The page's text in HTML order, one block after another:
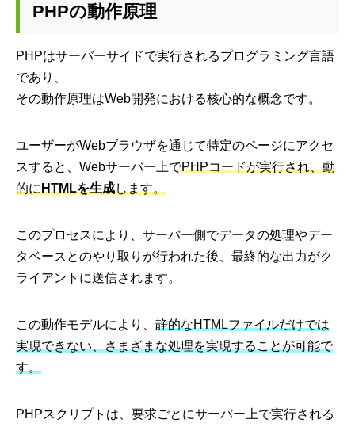
PHPの動作原理
PHPはサーバーサイドで実行されるプログラミング言語
であり、
その動作原理はWeb開発における核心的な概念です。
ユーザーがWebブラウザを通じて特定のページにアクセ
スすると、Webサーバー上でPHPコードが実行され、動
的に HTMLを生成します。
このプロセスにより、サーバー側でデータの処理やデー
タベースとのやり取りが行われた後、最終的な出力がク
ライアントに送信されます。
この動作モデルにより、 静的なHTMLファイルだけでは
実現できない、さまざまな処理を実現することが可能で
す。
PHPスクリプトは、要求ごとにサーバー上で実行される